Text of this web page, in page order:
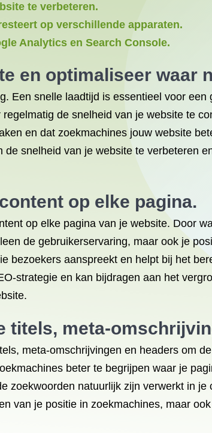
te verbeteren.
op verschillende apparaten.
Analytics en Search Console.
en optimaliseer waar
Een snelle laadtijd is essentieel voor een
de snelheid van je website te
en dat zoekmachines jouw website
snelheid van je website te verbeteren
op elke pagina.
op elke pagina van je website. Door
de gebruikerservaring, maar ook je
bezoekers aanspreekt en helpt bij het
strategie en kan bijdragen aan het
titels, meta-
meta-omschrijvingen en headers om
beter te begrijpen waar je
zoekwoorden natuurlijk zijn verwerkt in je
van je positie in zoekmachines, maar